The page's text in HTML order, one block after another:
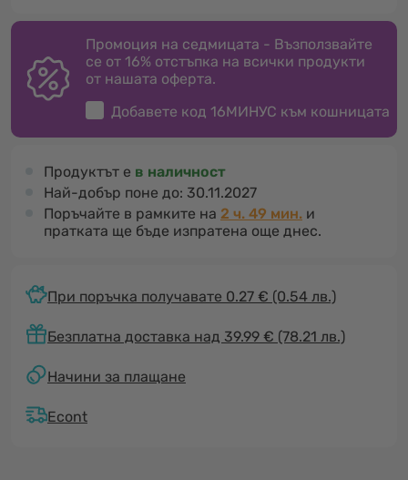
Промоция на седмицата - Възползвайте
се от 16% отстъпка на всички продукти
от нашата оферта.
Добавете код 16МИНУС към кошницата
Продуктът е в наличност
Най-добър поне до: 30.11.2027
Поръчайте в рамките на 2 ч. 49 мин. и
пратката ще бъде изпратена още днес.
При поръчка получавате 0.27 € (0.54 лв.)
Безплатна доставка над 39.99 € (78.21 лв.)
Начини за плащане
Econt